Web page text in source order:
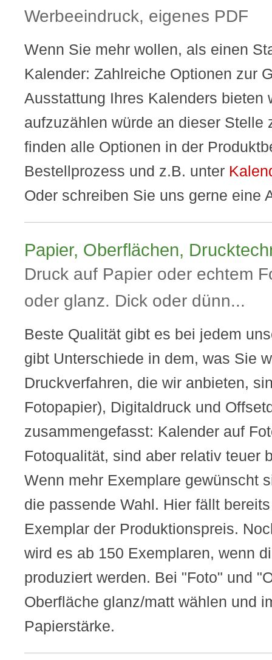
Werbeeindruck, eigenes PDF
Wenn Sie mehr wollen, als einen
Kalender: Zahlreiche Optionen zur
Ausstattung Ihres Kalenders bieten
aufzuzählen würde an dieser Stelle
finden alle Optionen in der
Bestellprozess und z.B. unter
Oder schreiben Sie uns gerne eine
Papier, Oberflächen,
Druck auf Papier oder echtem
oder glanz. Dick oder dünn...
Beste Qualität gibt es bei jedem
gibt Unterschiede in dem, was Sie
Druckverfahren, die wir anbieten,
Fotopapier), Digitaldruck und
zusammengefasst: Kalender auf
Fotoqualität, sind aber relativ teuer
Wenn mehr Exemplare gewünscht
die passende Wahl. Hier fällt
Exemplar der Produktionspreis.
wird es ab 150 Exemplaren, wenn
produziert werden. Bei "Foto" und
Oberfläche glanz/matt wählen und
Papierstärke.